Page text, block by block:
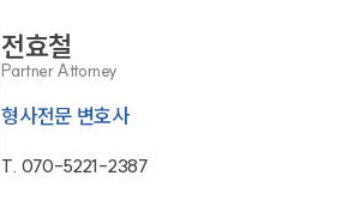
전효철
Partner Attorney
형사전문 변호사
T. 070-5221-2387